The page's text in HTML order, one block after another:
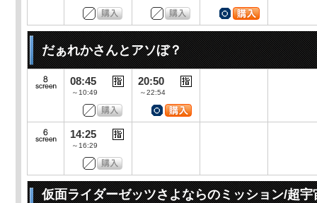
だぁれかさんとアソぼ？
08:45
～10:49
20:50
～22:54
14:25
～16:29
仮面ライダーゼッツさよならのミッション/超